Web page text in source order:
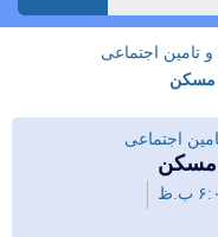
تامین اجتماعی
مسکن
اجتماعی
مسکن
ب.ظ